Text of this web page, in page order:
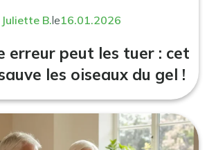
Juliette B.le16.01.2026
erreur peut les tuer : cet
les oiseaux du gel !